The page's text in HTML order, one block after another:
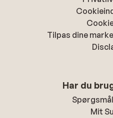
Tilpas dine
Har du
Mit